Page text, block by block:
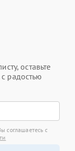
оставьте
радостью
соглашаетесь с